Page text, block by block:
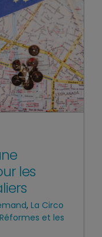
les
, La Circo
et les